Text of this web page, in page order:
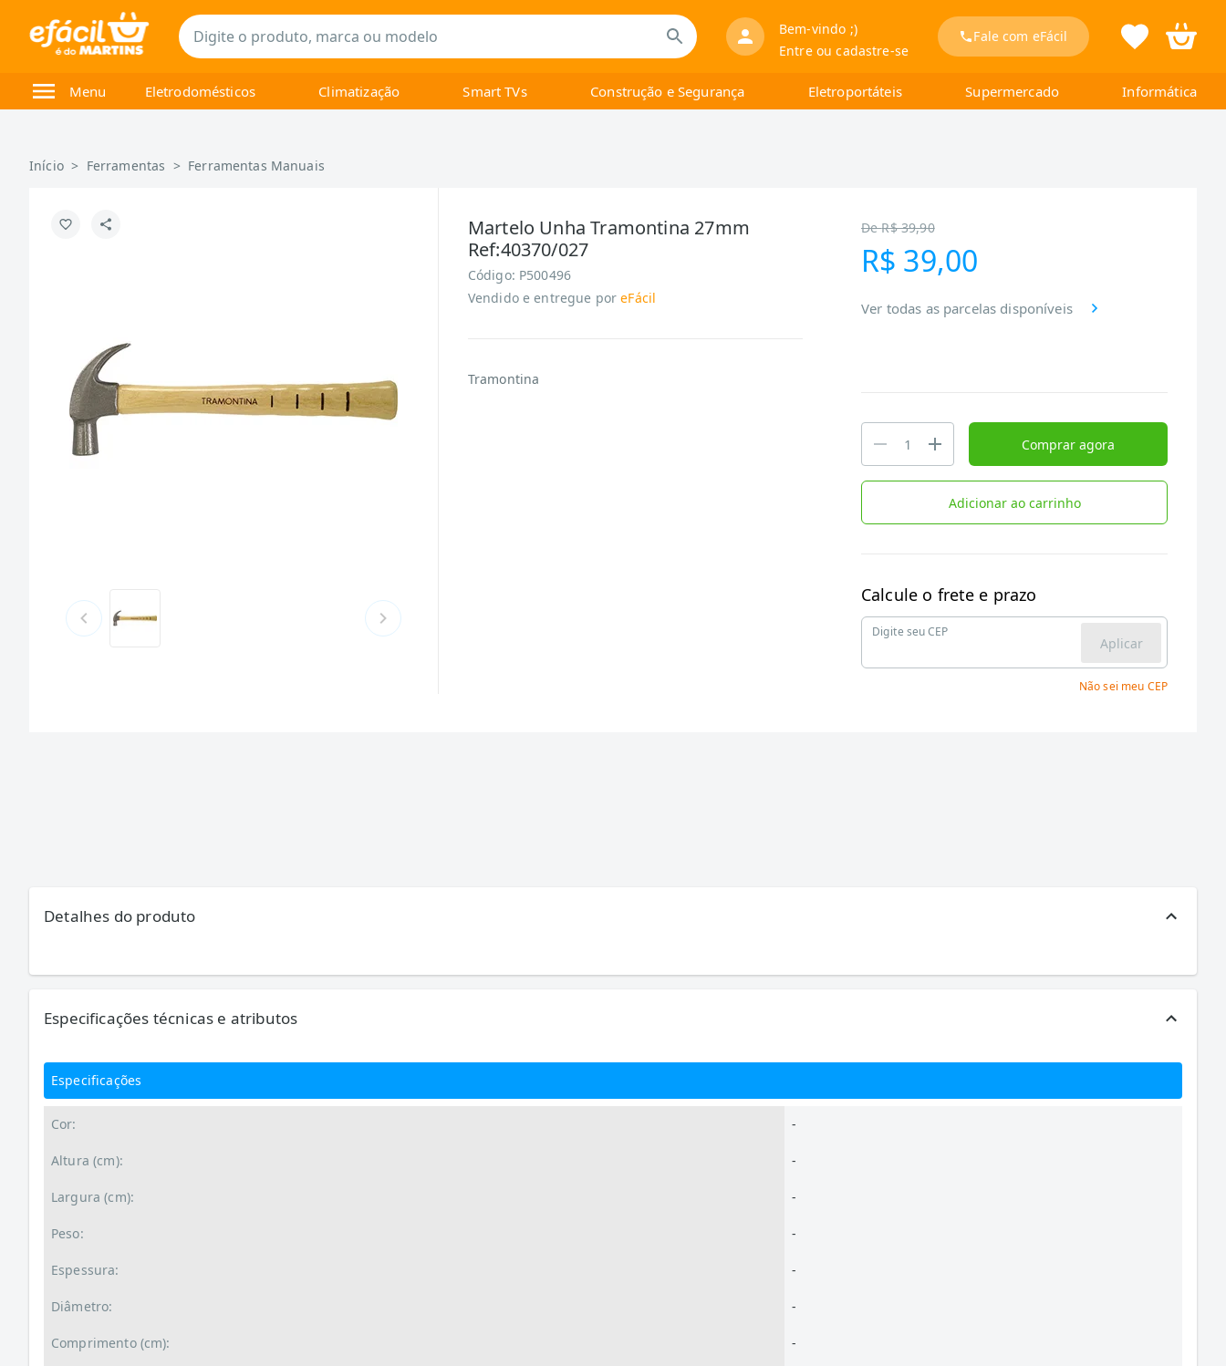
Bem-vindo ;)
Entre ou cadastre-se
Fale com eFácil
Menu Eletrodomésticos Climatização Smart TVs Construção e Segurança Eletroportáteis Supermercado Informática
Início > Ferramentas > Ferramentas Manuais
Martelo Unha Tramontina 27mm
Ref:40370/027
Código: P500496
Vendido e entregue por eFácil
Tramontina
DeR$ 39,90
R$ 39,00
Ver todas as parcelas disponíveis
Comprar agora
Adicionar ao carrinho
Calcule o frete e prazo
Digite seu CEP
Aplicar
Não sei meu CEP
Detalhes do produto
Especificações técnicas e atributos
Especificações
Cor: -
Altura (cm): -
Largura (cm): -
Peso: -
Espessura: -
Diâmetro: -
Comprimento (cm): -